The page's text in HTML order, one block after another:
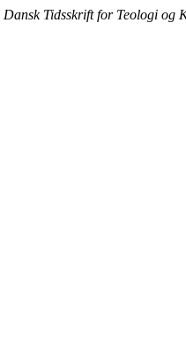
Dansk Tidsskrift for Teologi og